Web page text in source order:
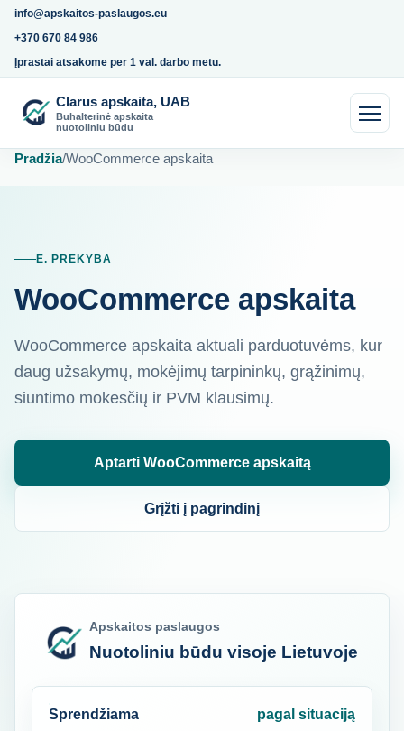
info@apskaitos-paslaugos.eu
+370 670 84 986
Įprastai atsakome per 1 val. darbo metu.
Clarus apskaita, UAB
Buhalterinė apskaita
nuotoliniu būdu
Pradžia/WooCommerce apskaita
E. PREKYBA
WooCommerce apskaita
WooCommerce apskaita aktuali parduotuvėms, kur
daug užsakymų, mokėjimų tarpininkų, grąžinimų,
siuntimo mokesčių ir PVM klausimų.
Aptarti WooCommerce apskaitą
Grįžti į pagrindinį
Apskaitos paslaugos
Nuotoliniu būdu visoje Lietuvoje
Sprendžiama pagal situaciją